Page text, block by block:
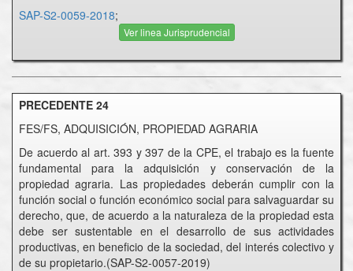
SAP-S2-0059-2018;
Ver linea Jurisprudencial
PRECEDENTE 24
FES/FS, ADQUISICIÓN, PROPIEDAD AGRARIA
De acuerdo al art. 393 y 397 de la CPE, el trabajo es la fuente
fundamental para la adquisición y conservación de la
propiedad agraria. Las propiedades deberán cumplir con la
función social o función económico social para salvaguardar su
derecho, que, de acuerdo a la naturaleza de la propiedad esta
debe ser sustentable en el desarrollo de sus actividades
productivas, en beneficio de la sociedad, del interés colectivo y
de su propietario.(SAP-S2-0057-2019)